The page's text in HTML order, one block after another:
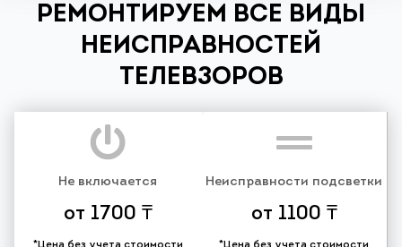
РЕМОНТИРУЕМ ВСЕ ВИДЫ
НЕИСПРАВНОСТЕЙ
ТЕЛЕВЗОРОВ
Не включается
от 1700 ₸
Неисправности подсветки
от 1100 ₸